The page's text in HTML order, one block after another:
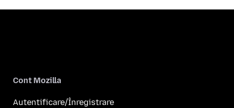
Cont Mozilla
Autentificare/Înregistrare